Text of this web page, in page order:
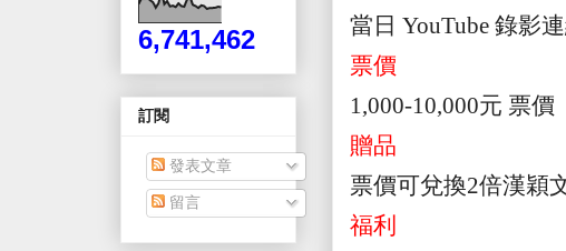
當日 YouTube 錄影
票價
1,000-10,000元 票價
贈品
票價可兌換2倍漢穎
福利
6,741,462
訂閱
發表文章
留言